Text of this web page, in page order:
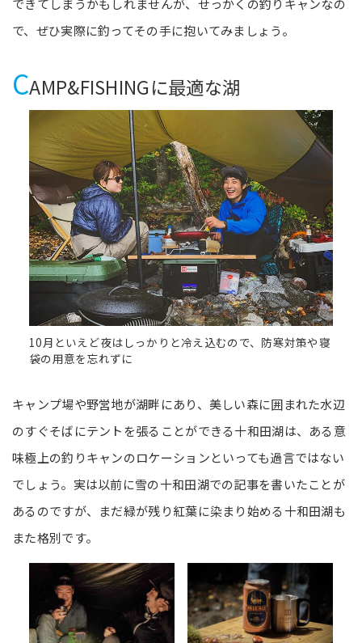
できてしまうかもしれませんが、せっかくの釣りキャンなの
で、ぜひ実際に釣ってその手に抱いてみましょう。
CAMP&FISHINGに最適な湖
10月といえど夜はしっかりと冷え込むので、防寒対策や寝
袋の用意を忘れずに
キャンプ場や野営地が湖畔にあり、美しい森に囲まれた水辺
のすぐそばにテントを張ることができる十和田湖は、ある意
味極上の釣りキャンのロケーションといっても過言ではない
でしょう。実は以前に雪の十和田湖での記事を書いたことが
あるのですが、まだ緑が残り紅葉に染まり始める十和田湖も
また格別です。